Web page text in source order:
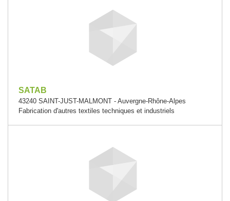
SATAB
43240 SAINT-JUST-MALMONT - Auvergne-Rhône-Alpes
Fabrication d'autres textiles techniques et industriels